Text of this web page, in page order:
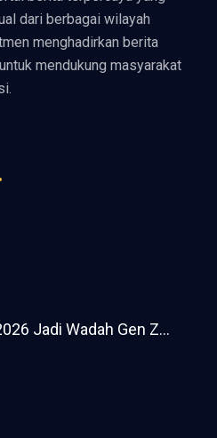
dari berbagai wilayah
menghadirkan berita
mendukung masyarakat
Jadi Wadah Gen Z...